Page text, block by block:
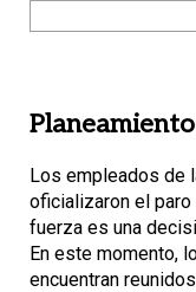
Los empleados de
oficializaron el
fuerza es una
En este momento,
encuentran